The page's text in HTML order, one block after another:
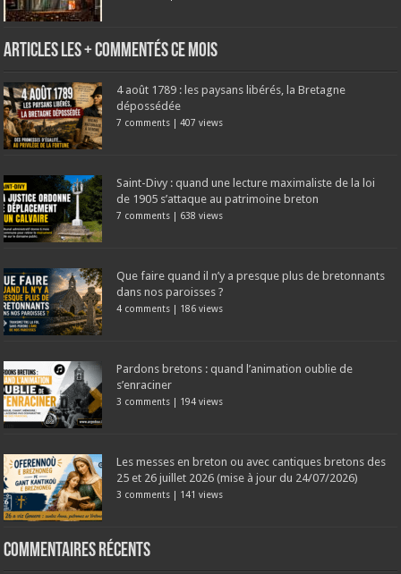
Articles les + commentés ce mois
4 août 1789 : les paysans libérés, la Bretagne
dépossédée
7 comments |407 views
Saint-Divy : quand une lecture maximaliste de la loi
de 1905 s’attaque au patrimoine breton
7 comments | 638 views
Que faire quand il n’y a presque plus de bretonnants
dans nos paroisses ?
4 comments | 186 views
Pardons bretons : quand l’animation oublie de
s’enraciner
3 comments | 194 views
Les messes en breton ou avec cantiques bretons des
25 et 26 juillet 2026 (mise à jour du 24/07/2026)
3 comments | 141 views
Commentaires récents